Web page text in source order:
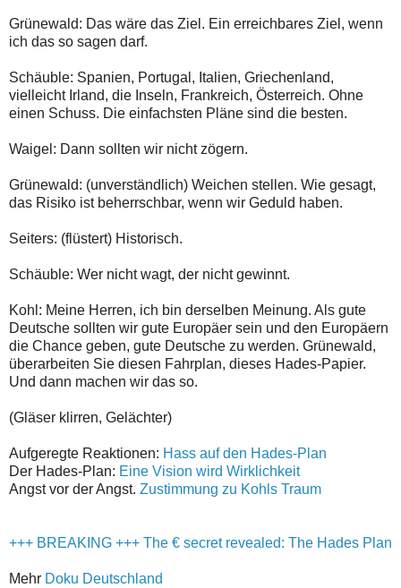
Grünewald: Das wäre das Ziel. Ein erreichbares Ziel, wenn
ich das so sagen darf.
Schäuble: Spanien, Portugal, Italien, Griechenland,
vielleicht Irland, die Inseln, Frankreich, Österreich. Ohne
einen Schuss. Die einfachsten Pläne sind die besten.
Waigel: Dann sollten wir nicht zögern.
Grünewald: (unverständlich) Weichen stellen. Wie gesagt,
das Risiko ist beherrschbar, wenn wir Geduld haben.
Seiters: (flüstert) Historisch.
Schäuble: Wer nicht wagt, der nicht gewinnt.
Kohl: Meine Herren, ich bin derselben Meinung. Als gute
Deutsche sollten wir gute Europäer sein und den Europäern
die Chance geben, gute Deutsche zu werden. Grünewald,
überarbeiten Sie diesen Fahrplan, dieses Hades-Papier.
Und dann machen wir das so.
(Gläser klirren, Gelächter)
Aufgeregte Reaktionen: Hass auf den Hades-Plan
Der Hades-Plan: Eine Vision wird Wirklichkeit
Angst vor der Angst. Zustimmung zu Kohls Traum
+++ BREAKING +++ The € secret revealed: The Hades Plan
Mehr Doku Deutschland